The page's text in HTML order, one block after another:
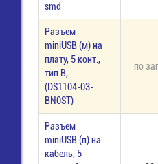
smd
Разъем
miniUSB (м) на
плату, 5 конт.,
тип B,
(DS1104-03-
BN0ST)
по
Разъем
miniUSB (п) на
кабель, 5